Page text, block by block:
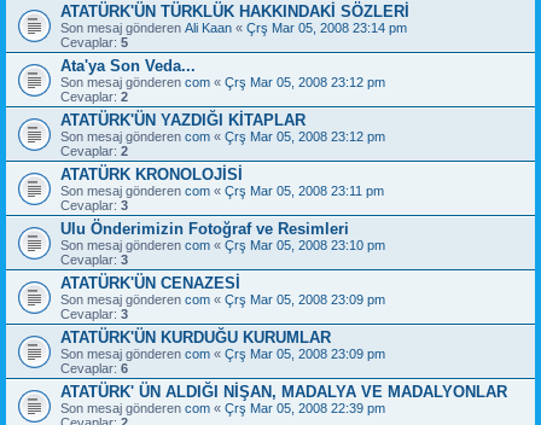
ATATÜRK'ÜN TÜRKLÜK HAKKINDAKİ SÖZLERİ
Son mesaj gönderen Ali Kaan « Çrş Mar 05, 2008 23:14 pm
Cevaplar: 5
Ata'ya Son Veda...
Son mesaj gönderen com « Çrş Mar 05, 2008 23:12 pm
Cevaplar: 2
ATATÜRK'ÜN YAZDIĞI KİTAPLAR
Son mesaj gönderen com « Çrş Mar 05, 2008 23:12 pm
Cevaplar: 2
ATATÜRK KRONOLOJİSİ
Son mesaj gönderen com « Çrş Mar 05, 2008 23:11 pm
Cevaplar: 3
Ulu Önderimizin Fotoğraf ve Resimleri
Son mesaj gönderen com « Çrş Mar 05, 2008 23:10 pm
Cevaplar: 3
ATATÜRK'ÜN CENAZESİ
Son mesaj gönderen com « Çrş Mar 05, 2008 23:09 pm
Cevaplar: 3
ATATÜRK'ÜN KURDUĞU KURUMLAR
Son mesaj gönderen com « Çrş Mar 05, 2008 23:09 pm
Cevaplar: 6
ATATÜRK' ÜN ALDIĞI NİŞAN, MADALYA VE MADALYONLAR
Son mesaj gönderen com « Çrş Mar 05, 2008 22:39 pm
Cevaplar: 2